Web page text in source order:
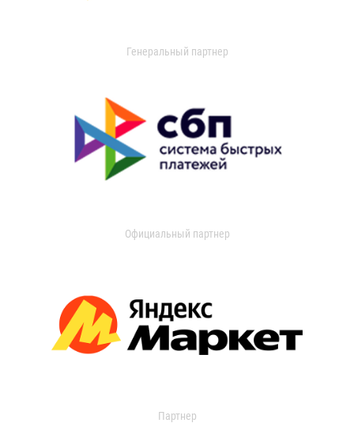
Генеральный партнер
Официальный партнер
Партнер